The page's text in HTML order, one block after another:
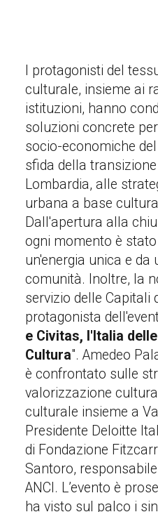
I protagonisti del
culturale, insieme ai
istituzioni, hanno
soluzioni concrete
socio-economiche
sfida della
Lombardia, alle
urbana a base
Dall'apertura alla
ogni momento è
un'energia unica e da
comunità. Inoltre, la
servizio delle Capitali
protagonista
e Civitas, l'Italia
Cultura". Amedeo
è confrontato sulle
valorizzazione
culturale insieme a
Presidente Deloitte
di Fondazione
Santoro,
ANCI. L’evento è
ha visto sul palco i